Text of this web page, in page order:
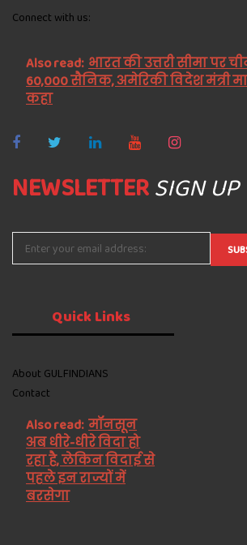
Connect with us:
Also read: भारत की उत्तरी सीमा पर
60,000 सैनिक, अमेरिकी विदेश मंत्री
कहा
NEWSLETTERSIGN UP
QuickLinks
About GULFINDIANS
Contact
Also read: मॉनसून
अब धीरे-धीरे विदा हो
रहा है, लेकिन विदाई से
पहले इन राज्यों में
बरसेगा